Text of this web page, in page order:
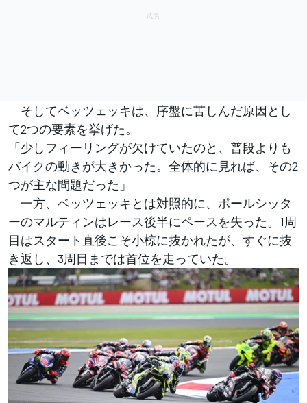
そしてベッツェッキは、序盤に苦しんだ原因とし
て2つの要素を挙げた。
「少しフィーリングが欠けていたのと、普段よりも
バイクの動きが大きかった。全体的に見れば、その2
つが主な問題だった」
一方、ベッツェッキとは対照的に、ポールシッタ
ーのマルティンはレース後半にペースを失った。1周
目はスタート直後こそ小椋に抜かれたが、すぐに抜
き返し、3周目までは首位を走っていた。